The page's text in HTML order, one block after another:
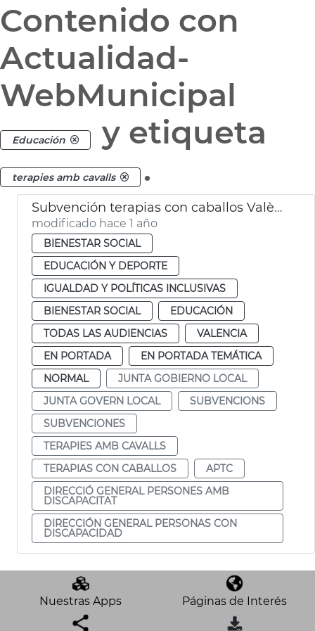
Contenido con
Actualidad-
WebMunicipal
Educación y etiqueta
terapies amb cavalls .
Subvención terapias con caballos València
modificado hace 1 año
BIENESTAR SOCIAL
EDUCACIÓN Y DEPORTE
IGUALDAD Y POLÍTICAS INCLUSIVAS
BIENESTAR SOCIAL
EDUCACIÓN
TODAS LAS AUDIENCIAS
VALENCIA
EN PORTADA
EN PORTADA TEMÁTICA
NORMAL
JUNTA GOBIERNO LOCAL
JUNTA GOVERN LOCAL
SUBVENCIONS
SUBVENCIONES
TERAPIES AMB CAVALLS
TERAPIAS CON CABALLOS
APTC
DIRECCIÓ GENERAL PERSONES AMB
DISCAPACITAT
DIRECCIÓN GENERAL PERSONAS CON
DISCAPACIDAD
Nuestras Apps Páginas de Interés